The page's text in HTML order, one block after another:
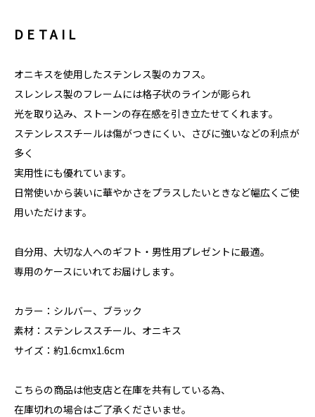
DETAIL
オニキスを使用したステンレス製のカフス。
スレンレス製のフレームには格子状のラインが彫られ
光を取り込み、ストーンの存在感を引き立たせてくれます。
ステンレススチールは傷がつきにくい、さびに強いなどの利点が
多く
実用性にも優れています。
日常使いから装いに華やかさをプラスしたいときなど幅広くご使
用いただけます。
自分用、大切な人へのギフト・男性用プレゼントに最適。
専用のケースにいれてお届けします。
カラー：シルバー、ブラック
素材：ステンレススチール、オニキス
サイズ：約1.6cmx1.6cm
こちらの商品は他支店と在庫を共有している為、
在庫切れの場合はご了承くださいませ。